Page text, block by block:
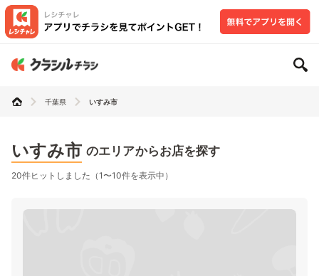
千葉県 いすみ市
いすみ市 のエリアからお店を探す
20件ヒットしました（1〜10件を表示中）